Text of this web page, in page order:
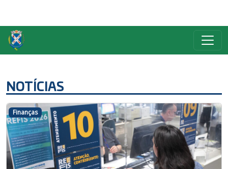
NOTÍCIAS
Finanças